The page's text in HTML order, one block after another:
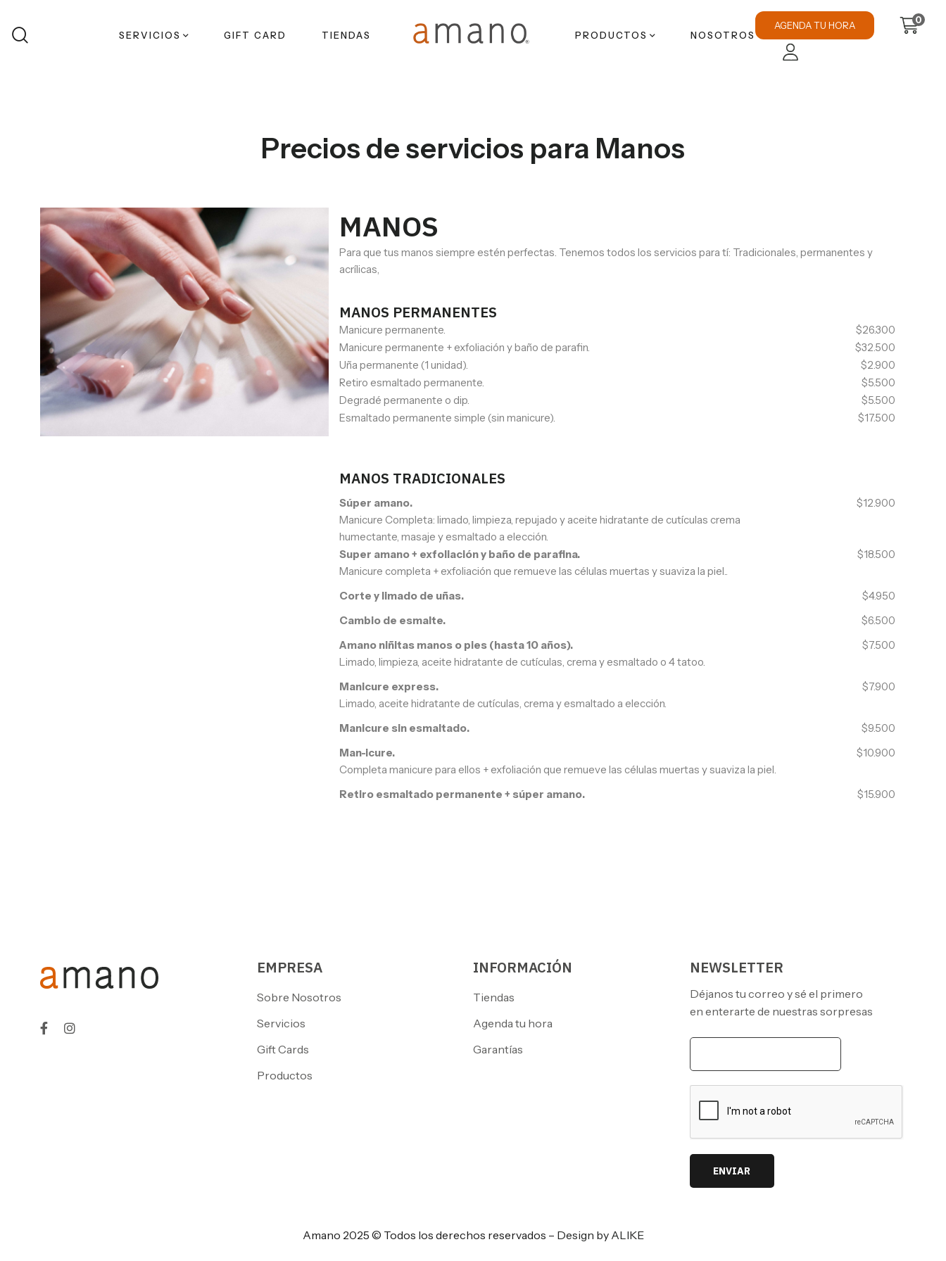
SERVICIOS GIFT CARD TIENDAS PRODUCTOS NOSOTROS
AGENDA TU HORA 0
Precios de servicios para Manos
MANOS
Para que tus manos siempre estén perfectas. Tenemos todos los servicios para tí: Tradicionales, permanentes y
acrílicas,
MANOS PERMANENTES
Manicure permanente.
$26.300
Manicure permanente + exfoliación y baño de parafin.
$32.500
Uña permanente (1 unidad).
$2.900
Retiro esmaltado permanente.
$5.500
Degradé permanente o dip.
$5.500
Esmaltado permanente simple (sin manicure).
$17.500
MANOS TRADICIONALES
Súper amano.
Manicure Completa: limado, limpieza, repujado y aceite hidratante de cutículas crema
humectante, masaje y esmaltado a elección.
$12.900
Super amano + exfoliación y baño de parafina.
Manicure completa + exfoliación que remueve las células muertas y suaviza la piel..
$18.500
Corte y limado de uñas.
$4.950
Cambio de esmalte.
$6.500
Amano niñitas manos o pies (hasta 10 años).
Limado, limpieza, aceite hidratante de cutículas, crema y esmaltado o 4 tatoo.
$7.500
Manicure express.
Limado, aceite hidratante de cutículas, crema y esmaltado a elección.
$7.900
Manicure sin esmaltado.
$9.500
Man-icure.
Completa manicure para ellos + exfoliación que remueve las células muertas y suaviza la piel.
$10.900
Retiro esmaltado permanente + súper amano. $15.900
EMPRESA
Sobre Nosotros
Servicios
Gift Cards
Productos
INFORMACIÓN
Tiendas
Agenda tu hora
Garantías
NEWSLETTER
Déjanos tu correo y sé el primero
en enterarte de nuestras sorpresas
ENVIAR
Amano 2025 © Todos los derechos reservados – Design by ALIKE